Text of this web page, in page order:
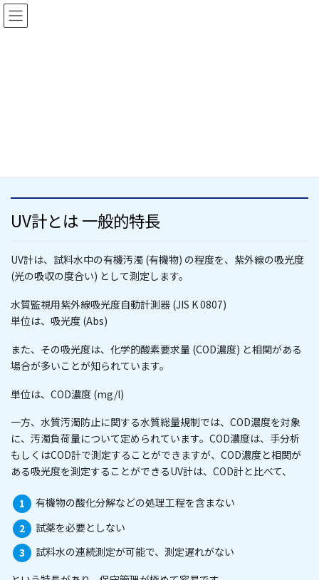
コ
ン
ナ
ビ
UV計とは 一般的特長
UV計は、試料水中の有機汚濁 (有機物) の程度を、紫外線の吸光度
(光の吸収の度合い) として測定します。
水質監視用紫外線吸光度自動計測器 (JIS K 0807)
単位は、吸光度 (Abs)
また、その吸光度は、化学的酸素要求量 (COD濃度) と相関がある
場合が多いことが知られています。
単位は、COD濃度 (mg/l)
一方、水質汚濁防止に関する水質総量規制では、COD濃度を対象
に、汚濁負荷量について定められています。COD濃度は、手分析
もしくはCOD計で測定することができますが、COD濃度と相関が
ある吸光度を測定することができるUV計は、COD計と比べて、
有機物の酸化分解などの処理工程を含まない
試薬を必要としない
試料水の連続測定が可能で、測定遅れがない